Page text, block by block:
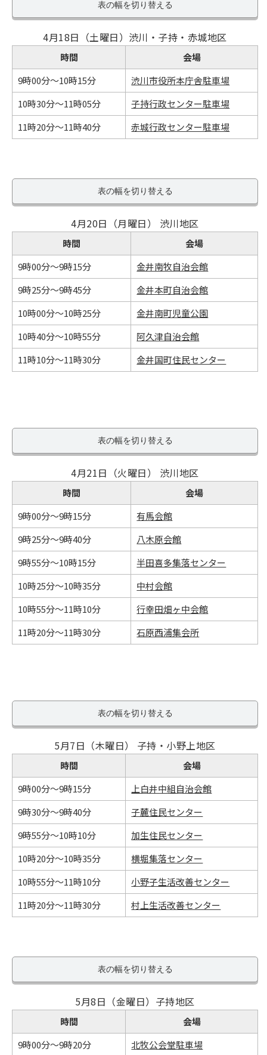
表の幅を切り替える
4月18日（土曜日）渋川・子持・赤城地区
時間
会場
9時00分～10時15分
渋川市役所本庁舎駐車場
10時30分～11時05分
子持行政センター駐車場
11時20分～11時40分
赤城行政センター駐車場
表の幅を切り替える
4月20日（月曜日） 渋川地区
時間
会場
9時00分～9時15分
金井南牧自治会館
9時25分～9時45分
金井本町自治会館
10時00分～10時25分
金井南町児童公園
10時40分～10時55分
阿久津自治会館
11時10分～11時30分
金井国町住民センター
表の幅を切り替える
4月21日（火曜日） 渋川地区
時間
会場
9時00分～9時15分
有馬会館
9時25分～9時40分
八木原会館
9時55分～10時15分
半田喜多集落センター
10時25分～10時35分
中村会館
10時55分～11時10分
行幸田畑ヶ中会館
11時20分～11時30分
石原西浦集会所
表の幅を切り替える
5月7日（木曜日） 子持・小野上地区
時間
会場
9時00分～9時15分
上白井中組自治会館
9時30分～9時40分
子麓住民センター
9時55分～10時10分
加生住民センター
10時20分～10時35分
横堀集落センター
10時55分～11時10分
小野子生活改善センター
11時20分～11時30分
村上生活改善センター
表の幅を切り替える
5月8日（金曜日）子持地区
時間
会場
9時00分～9時20分
北牧公会堂駐車場